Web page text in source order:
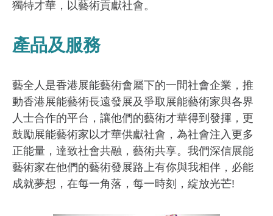
獨特才華，以藝術貢獻社會。
產品及服務
藝全人是香港展能藝術會屬下的一間社會企業，推
動香港展能藝術長遠發展及爭取展能藝術家與各界
人士合作的平台，讓他們的藝術才華得到發揮，更
鼓勵展能藝術家以才華供獻社會，為社會注入更多
正能量，達致社會共融，藝術共享。我們深信展能
藝術家在他們的藝術發展路上有你與我相伴，必能
成就夢想，在每一角落，每一時刻，綻放光芒!